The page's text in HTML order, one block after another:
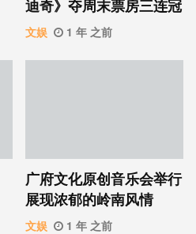
迪奇》夺周末票房三连冠
文娱 1 年 之前
广府文化原创音乐会举行
展现浓郁的岭南风情
文娱 1 年 之前